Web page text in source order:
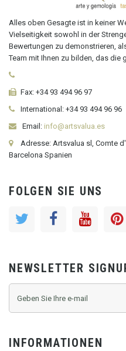
Alles oben Gesagte ist in keiner
Vielseitigkeit sowohl in der
Bewertungen zu demonstrieren,
Team mit Ihnen zu bilden, das die
Fax: +34 93 494 96 97
International: +34 93 494 96 96
Email: info@artsvalua.es
Adresse: Artsvalua sl, Comte
Barcelona Spanien
FOLGEN SIE UNS
NEWSLETTER
INFORMATIONEN